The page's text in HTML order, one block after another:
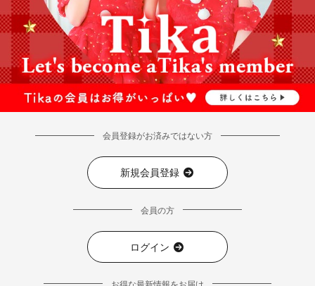
会員登録がお済みではない方
新規会員登録
会員の方
ログイン
お得な最新情報をお届け